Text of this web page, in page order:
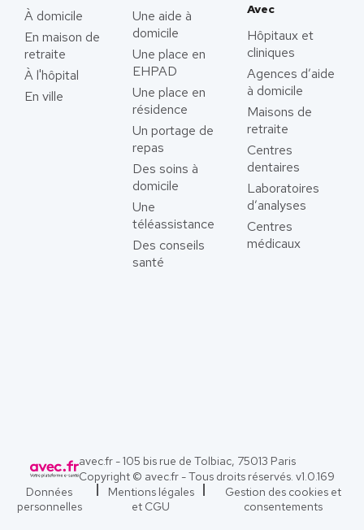
À domicile
En maison de
retraite
À l'hôpital
En ville
Une aide à
domicile
Une place en
EHPAD
Une place en
résidence
Un portage de
repas
Des soins à
domicile
Une
téléassistance
Des conseils
santé
Avec
Hôpitaux et
cliniques
Agences d’aide
à domicile
Maisons de
retraite
Centres
dentaires
Laboratoires
d’analyses
Centres
médicaux
avec.fr - 105 bis rue de Tolbiac, 75013 Paris
Copyright © avec.fr - Tous droits réservés. v1.0.169
Données
personnelles
Mentions légales
et CGU
Gestion des cookies et
consentements